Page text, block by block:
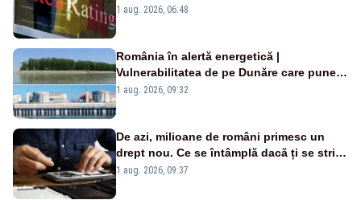
„BBB-” cu perspectivă negativă
1 aug. 2026, 06:48
România în alertă energetică |
Vulnerabilitatea de pe Dunăre care pune
în pericol Centrala Cernavodă era
1 aug. 2026, 09:32
De azi, milioane de români primesc un
drept nou. Ce se întâmplă dacă ți se strică
un produs
1 aug. 2026, 09:37